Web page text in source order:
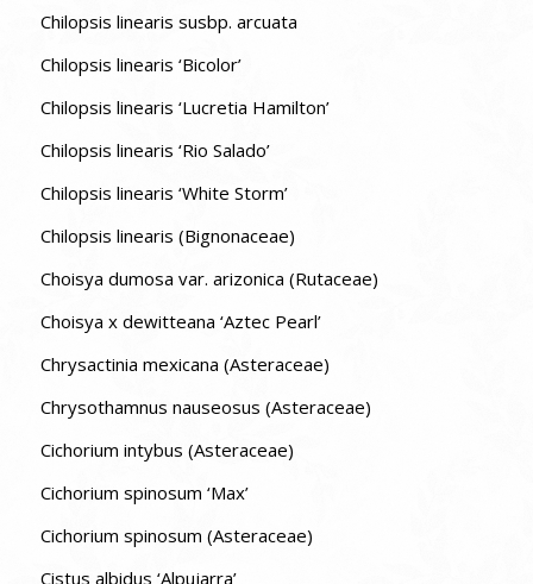
Chilopsis linearis susbp. arcuata
Chilopsis linearis ‘Bicolor’
Chilopsis linearis ‘Lucretia Hamilton’
Chilopsis linearis ‘Rio Salado’
Chilopsis linearis ‘White Storm’
Chilopsis linearis (Bignonaceae)
Choisya dumosa var. arizonica (Rutaceae)
Choisya x dewitteana ‘Aztec Pearl’
Chrysactinia mexicana (Asteraceae)
Chrysothamnus nauseosus (Asteraceae)
Cichorium intybus (Asteraceae)
Cichorium spinosum ‘Max’
Cichorium spinosum (Asteraceae)
Cistus albidus ‘Alpujarra’